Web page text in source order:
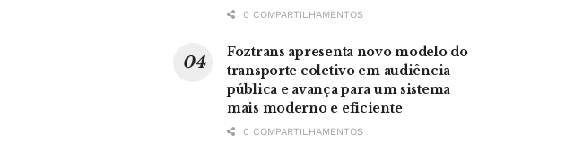
0 COMPARTILHAMENTOS
Foztrans apresenta novo modelo do
transporte coletivo em audiência
pública e avança para um sistema
mais moderno e eficiente
0 COMPARTILHAMENTOS